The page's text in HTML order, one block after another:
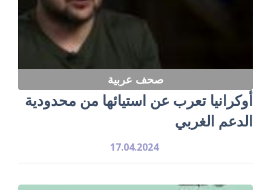
صحف عربية
أوكرانيا تعرب عن استيائها من محدودية
الدعم الغربي
17.04.2024